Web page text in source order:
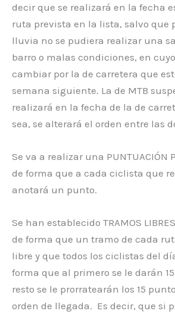
decir que se realizará en la fecha
ruta prevista en la lista, salvo que
lluvia no se pudiera realizar una
barro o malas condiciones, en
cambiar por la de carretera que
semana siguiente. La de MTB
realizará en la fecha de la de
sea, se alterará el orden entre las
Se va a realizar una PUNTUACIÓN
de forma que a cada ciclista que
anotará un punto.
Se han establecido TRAMOS
de forma que un tramo de cada
libre y que todos los ciclistas del
forma que al primero se le darán
resto se le prorratearán los 15
orden de llegada. Es decir, que si